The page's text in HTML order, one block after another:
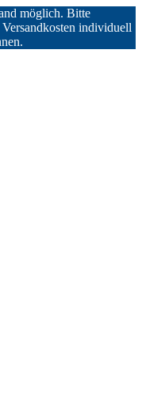
möglich. Bitte
individuell